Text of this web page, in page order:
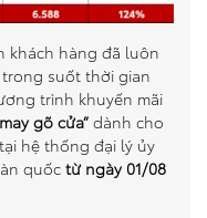
khách hàng đã luôn
suốt thời gian
trình khuyến mãi
gõ cửa”dành cho
hệ thống đại lý ủy
quốctừ ngày 01/08